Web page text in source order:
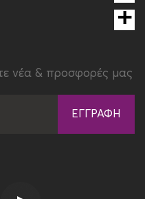
νέα & προσφορές μας
ΕΓΓΡΑΦΉ